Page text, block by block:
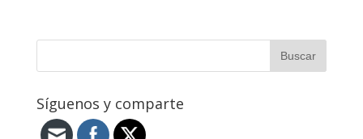
Síguenos y comparte